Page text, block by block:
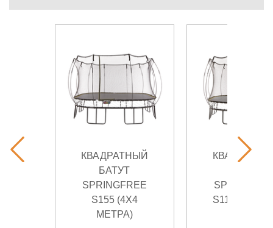
КВАДРАТНЫЙ
БАТУТ
SPRINGFREE
S155 (4Х4
МЕТРА)
S113 (3,4 Х